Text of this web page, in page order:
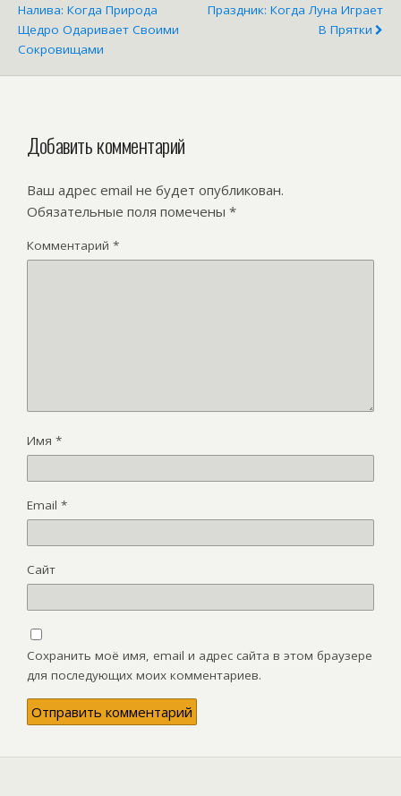
Налива: Когда Природа
Щедро Одаривает Своими
Сокровищами
Праздник: Когда Луна Играет
В Прятки
Добавить комментарий
Ваш адрес email не будет опубликован.
Обязательные поля помечены *
Комментарий *
Имя *
Email *
Сайт
Сохранить моё имя, email и адрес сайта в этом браузере
для последующих моих комментариев.